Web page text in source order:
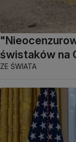
świstaków na
ZE ŚWIATA